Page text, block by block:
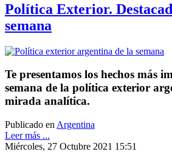
Política Exterior.
semana
Te presentamos los hechos más
semana de la política exterior
mirada analítica.
Publicado en Argentina
Leer más ...
Miércoles, 27 Octubre 2021 15:51